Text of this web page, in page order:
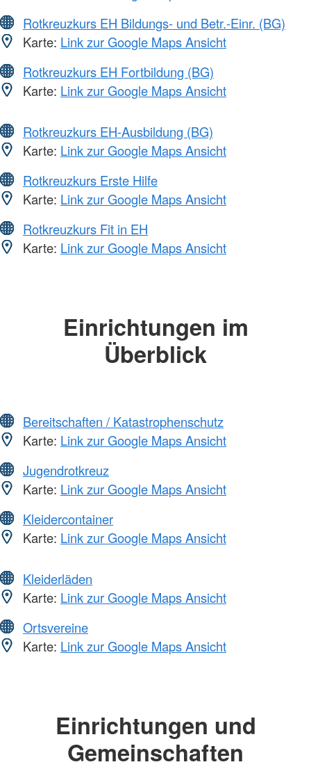
Rotkreuzkurs EH Bildungs- und Betr.-Einr. (BG)
Karte: Link zur Google Maps Ansicht
Rotkreuzkurs EH Fortbildung (BG)
Karte: Link zur Google Maps Ansicht
Rotkreuzkurs EH-Ausbildung (BG)
Karte: Link zur Google Maps Ansicht
Rotkreuzkurs Erste Hilfe
Karte: Link zur Google Maps Ansicht
Rotkreuzkurs Fit in EH
Karte: Link zur Google Maps Ansicht
Einrichtungen im
Überblick
Bereitschaften / Katastrophenschutz
Karte: Link zur Google Maps Ansicht
Jugendrotkreuz
Karte: Link zur Google Maps Ansicht
Kleidercontainer
Karte: Link zur Google Maps Ansicht
Kleiderläden
Karte: Link zur Google Maps Ansicht
Ortsvereine
Karte: Link zur Google Maps Ansicht
Einrichtungen und
Gemeinschaften